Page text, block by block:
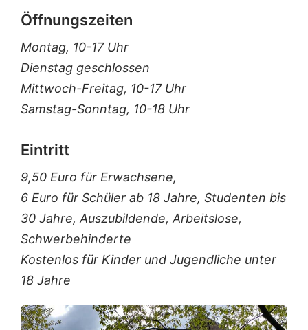
Öffnungszeiten
Montag, 10-17 Uhr
Dienstag geschlossen
Mittwoch-Freitag, 10-17 Uhr
Samstag-Sonntag, 10-18 Uhr
Eintritt
9,50 Euro für Erwachsene,
6 Euro für Schüler ab 18 Jahre, Studenten bis
30 Jahre, Auszubildende, Arbeitslose,
Schwerbehinderte
Kostenlos für Kinder und Jugendliche unter
18 Jahre